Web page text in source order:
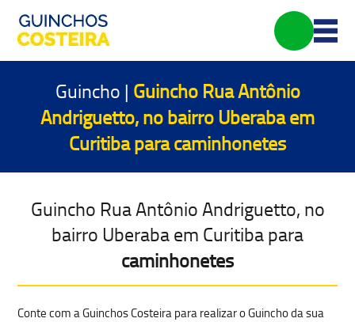
Guincho | Guincho Rua Antônio
Andriguetto, no bairro Uberaba em
Curitiba paracaminhonetes
Guincho Rua Antônio Andriguetto, no
bairro Uberaba em Curitiba para
caminhonetes
Conte com a Guinchos Costeira para realizar o Guincho da sua